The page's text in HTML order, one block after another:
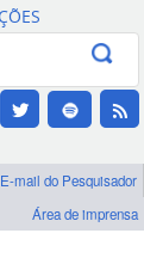
E-mail do Pesquisador
Área de imprensa